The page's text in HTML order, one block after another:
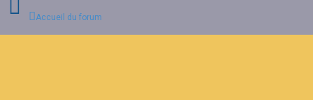
Accueil du forum